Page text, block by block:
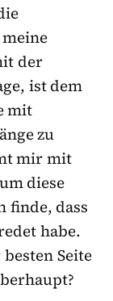
der
ist dem
mit
zu
mir mit
diese
finde, dass
habe.
Seite